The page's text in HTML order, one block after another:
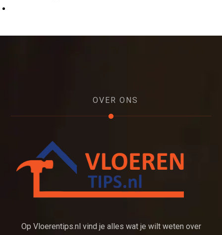
OVER ONS
Op Vloerentips.nl vind je alles wat je wilt weten over